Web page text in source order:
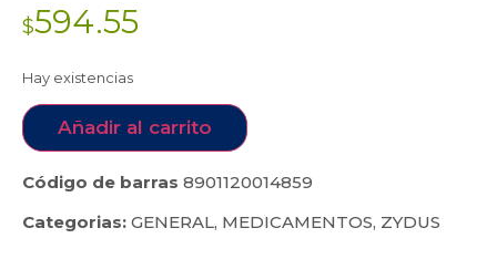
$594.55
Hay existencias
Añadir al carrito
Código de barras 8901120014859
Categorias: GENERAL, MEDICAMENTOS, ZYDUS